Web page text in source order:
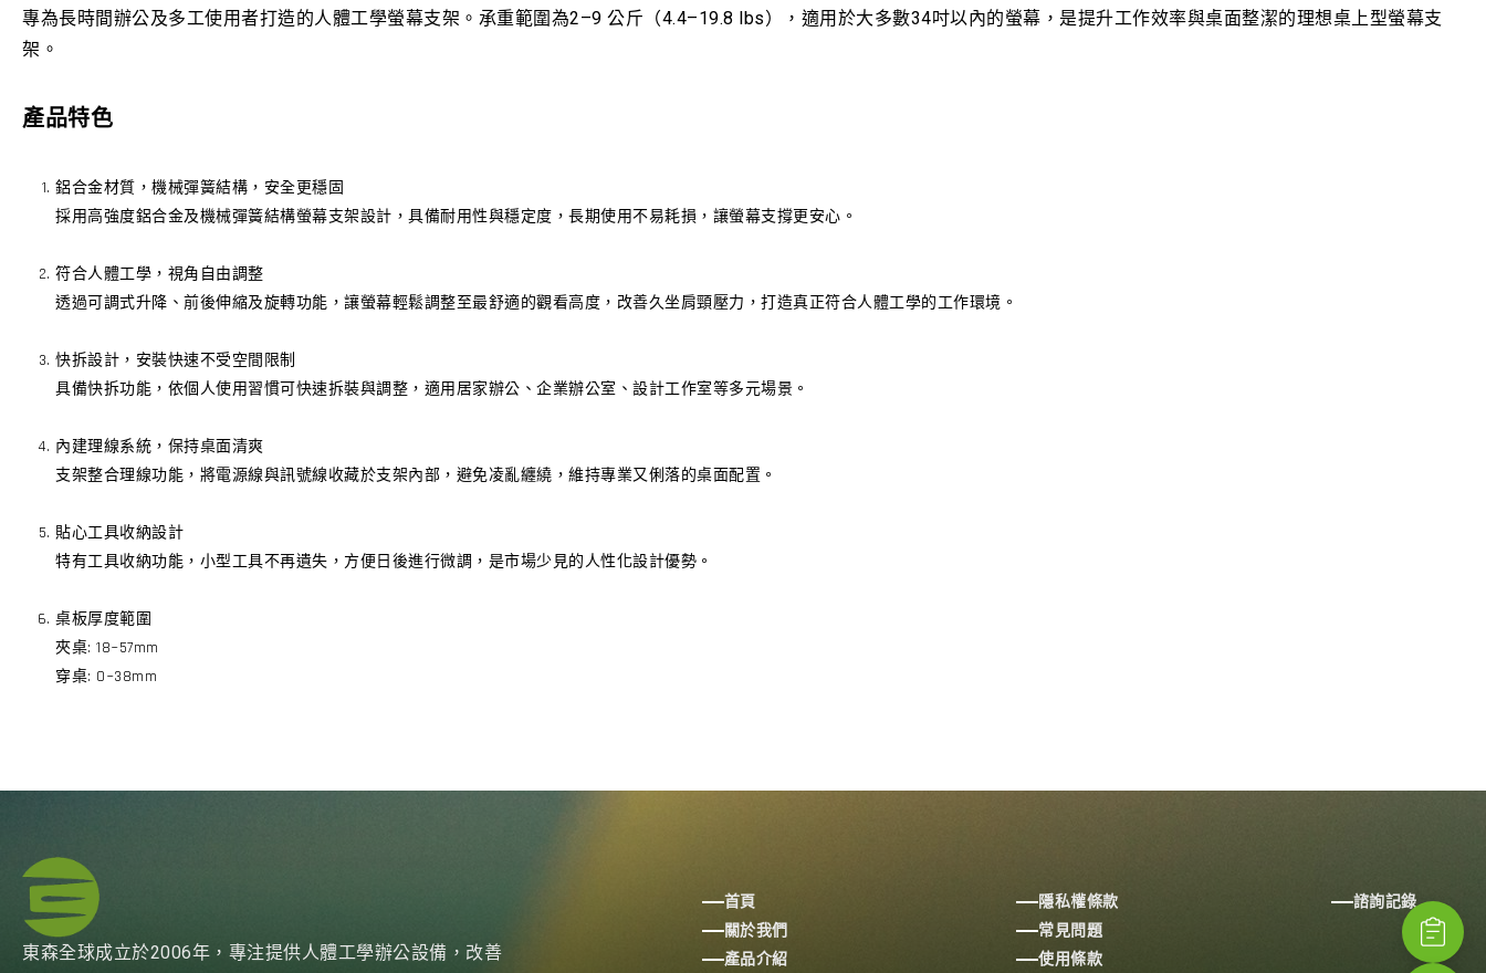
專為長時間辦公及多工使用者打造的人體工學螢幕支架。承重範圍為2–9 公斤（4.4–19.8 lbs），適用於大多數34吋以內的螢幕，是提升工作效率與桌面整潔的理想桌上型螢幕支
架。
產品特色
鋁合金材質，機械彈簧結構，安全更穩固
採用高強度鋁合金及機械彈簧結構螢幕支架設計，具備耐用性與穩定度，長期使用不易耗損，讓螢幕支撐更安心。
符合人體工學，視角自由調整
透過可調式升降、前後伸縮及旋轉功能，讓螢幕輕鬆調整至最舒適的觀看高度，改善久坐肩頸壓力，打造真正符合人體工學的工作環境。
快拆設計，安裝快速不受空間限制
具備快拆功能，依個人使用習慣可快速拆裝與調整，適用居家辦公、企業辦公室、設計工作室等多元場景。
內建理線系統，保持桌面清爽
支架整合理線功能，將電源線與訊號線收藏於支架內部，避免凌亂纏繞，維持專業又俐落的桌面配置。
貼心工具收納設計
特有工具收納功能，小型工具不再遺失，方便日後進行微調，是市場少見的人性化設計優勢。
桌板厚度範圍
夾桌: 18~57mm
穿桌: 0~38mm
東森全球成立於2006年，專注提供人體工學辦公設備，改善
首頁
關於我們
產品介紹
隱私權條款
常見問題
使用條款
諮詢記錄